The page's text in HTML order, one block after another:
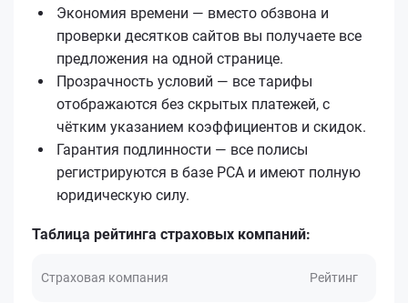
Экономия времени — вместо обзвона и
проверки десятков сайтов вы получаете все
предложения на одной странице.
Прозрачность условий — все тарифы
отображаются без скрытых платежей, с
чётким указанием коэффициентов и скидок.
Гарантия подлинности — все полисы
регистрируются в базе РСА и имеют полную
юридическую силу.
Таблица рейтинга страховых компаний:
Страховая компания Рейтинг